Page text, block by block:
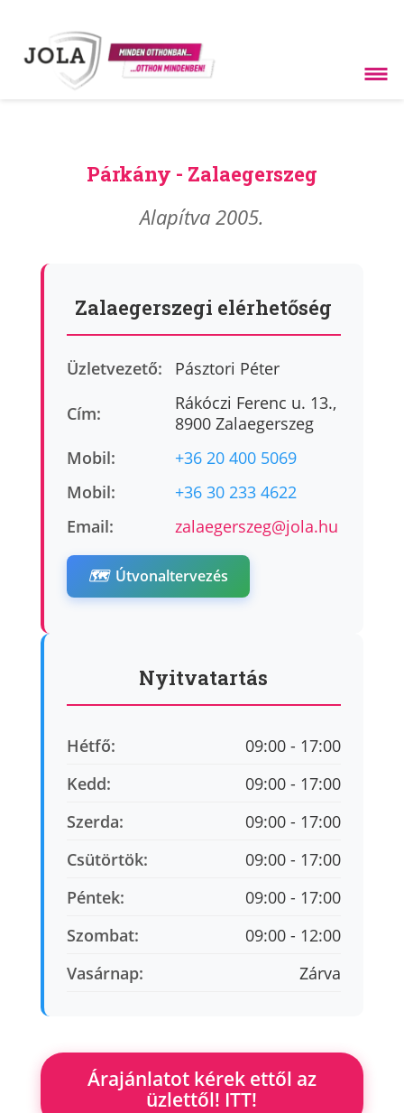
Párkány - Zalaegerszeg
Alapítva 2005.
Zalaegerszegi elérhetőség
Üzletvezető: Pásztori Péter
Cím:
Rákóczi Ferenc u. 13.,
8900 Zalaegerszeg
Mobil:
+36 20 400 5069
Mobil:
+36 30 233 4622
Email:
zalaegerszeg@jola.hu
🗺️ Útvonaltervezés
Nyitvatartás
Hétfő:
09:00 - 17:00
Kedd:
09:00 - 17:00
Szerda:
09:00 - 17:00
Csütörtök:
09:00 - 17:00
Péntek:
09:00 - 17:00
Szombat:
09:00 - 12:00
Vasárnap:
Zárva
Árajánlatot kérek ettől az
üzlettől! ITT!